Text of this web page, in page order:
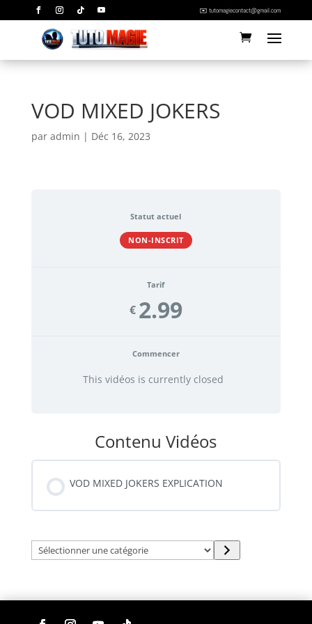
✉️ tutomagiecontact@gmail.com
VOD MIXED JOKERS
par admin | Déc 16, 2023
Statut actuel
NON-INSCRIT
Tarif
€ 2.99
Commencer
This vidéos is currently closed
Contenu Vidéos
VOD MIXED JOKERS EXPLICATION
Sélectionner
une